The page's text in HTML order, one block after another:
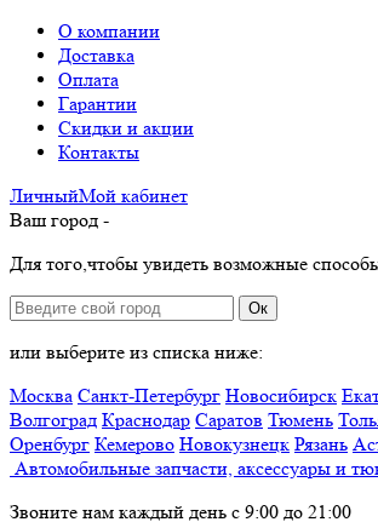
О компании
Доставка
Оплата
Гарантии
Скидки и акции
Контакты
ЛичныйМой кабинет
Ваш город -
Для того,чтобы увидеть возможные
Ок
или выберите из списка ниже:
Москва Санкт-Петербург Новосибирск
Волгоград Краснодар Саратов Тюмень
Оренбург Кемерово Новокузнецк Рязань
Автомобильные запчасти, аксессуары и
Звоните нам каждый день с 9:00 до 21:00